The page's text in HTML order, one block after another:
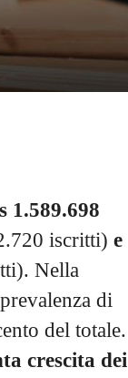
1.589.698
iscritti) e
Nella
di
del totale.
crescita dei